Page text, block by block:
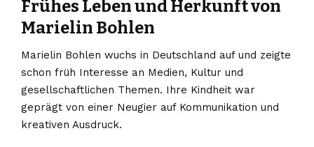
Frühes Leben und Herkunft von
Marielin Bohlen
Marielin Bohlen wuchs in Deutschland auf und zeigte
schon früh Interesse an Medien, Kultur und
gesellschaftlichen Themen. Ihre Kindheit war
geprägt von einer Neugier auf Kommunikation und
kreativen Ausdruck.